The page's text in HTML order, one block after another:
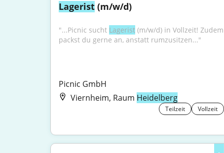
Lagerist (m/w/d)
"...Picnic sucht Lagerist (m/w/d) in Vollzeit! Zudem
packst du gerne an, anstatt rumzusitzen..."
Picnic GmbH
Viernheim, Raum Heidelberg
Teilzeit Vollzeit